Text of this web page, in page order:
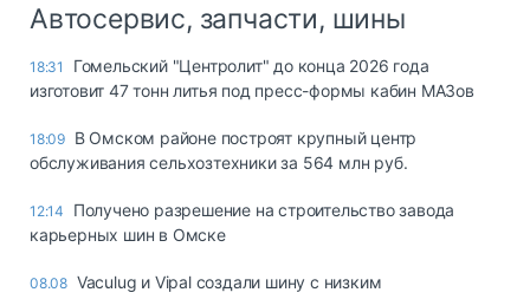
Автосервис, запчасти, шины
18:31
Гомельский "Центролит" до конца 2026 года
изготовит 47 тонн литья под пресс-формы кабин МАЗов
18:09 В Омском районе построят крупный центр
обслуживания сельхозтехники за 564 млн руб.
12:14
Получено разрешение на строительство завода
карьерных шин в Омске
08.08 Vaculug и Vipal создали шину с низким